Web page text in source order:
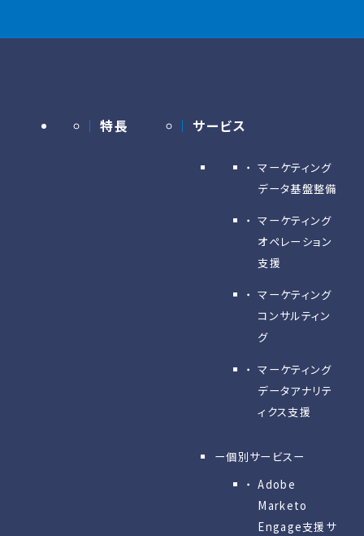
特長 サービス
マーケティング
データ基盤整備
マーケティング
オペレーション
支援
マーケティング
コンサルティン
グ
マーケティング
データアナリテ
ィクス支援
ー個別サービスー
Adobe
Marketo
Engage⽀援サ